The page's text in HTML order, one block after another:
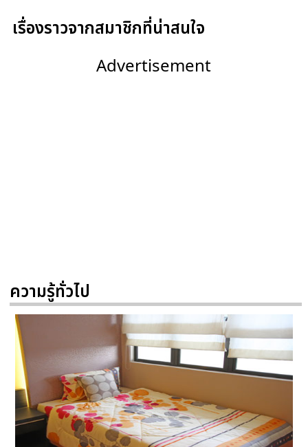
เรื่องราวจากสมาชิกที่น่าสนใจ
Advertisement
ความรู้ทั่วไป